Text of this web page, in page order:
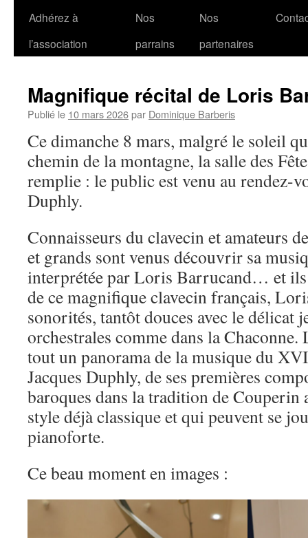
Adhérez à
l’association
Nos
parrains
Nos
partenaires
Magnifique récital de Loris
Publié le 10 mars 2026par Dominique Barberis
Ce dimanche 8 mars, malgré le soleil
chemin de la montagne, la salle des
remplie : le public est venu au rendez-
Duphly.
Connaisseurs du clavecin et amateurs
et grands sont venus découvrir sa
interprétée par Loris Barrucand… et ils
de ce magnifique clavecin français,
sonorités, tantôt douces avec le délicat
orchestrales comme dans la Chaconne.
tout un panorama de la musique du
Jacques Duphly, de ses premières
baroques dans la tradition de Couperin
style déjà classique et qui peuvent se
pianoforte.
Ce beau moment en images :